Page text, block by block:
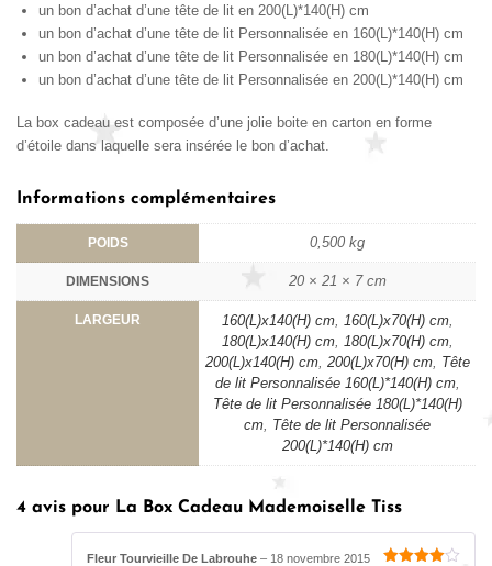
un bon d’achat d’une tête de lit en 200(L)*140(H) cm
un bon d’achat d’une tête de lit Personnalisée en 160(L)*140(H) cm
un bon d’achat d’une tête de lit Personnalisée en 180(L)*140(H) cm
un bon d’achat d’une tête de lit Personnalisée en 200(L)*140(H) cm
La box cadeau est composée d’une jolie boite en carton en forme
d’étoile dans laquelle sera insérée le bon d’achat.
Informations complémentaires
POIDS 0,500 kg
DIMENSIONS 20 × 21 × 7 cm
LARGEUR 160(L)x140(H) cm, 160(L)x70(H) cm,
180(L)x140(H) cm, 180(L)x70(H) cm,
200(L)x140(H) cm, 200(L)x70(H) cm, Tête
de lit Personnalisée 160(L)*140(H) cm,
Tête de lit Personnalisée 180(L)*140(H)
cm Tête de lit Personnalisée
200(L)*140(H) cm
4 avis pour La Box Cadeau Mademoiselle Tiss
Fleur Tourvieille De Labrouhe – 18 novembre 2015